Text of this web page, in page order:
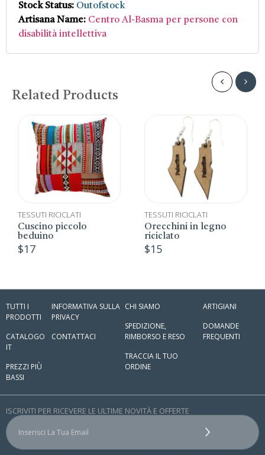
Stock Status: Outofstock
Artisana Name: Centro Al-Basma per persone con
disabilità intellettiva
Related Products
TESSUTI RICICLATI
Orecchini in legno
TESSUTI
Grembiule
ISCRIVITI PER RICEVERE LE ULTIME NOVITÀ E OFFERTE
TUTTI I
PRODOTTI
CATALOGO
IT
PREZZI PIÙ
BASSI
INFORMATIVA SULLA
PRIVACY
CONTATTACI
CHI SIAMO
SPEDIZIONE,
RIMBORSO E RESO
TRACCIA IL TUO
ORDINE
ARTIGIANI
DOMANDE
FREQUENTI